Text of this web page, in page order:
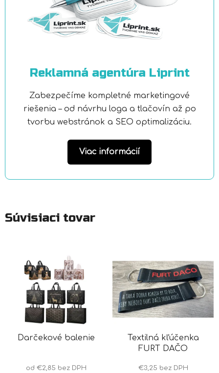
Reklamná agentúra Liprint
Zabezpečíme kompletné marketingové
riešenia – od návrhu loga a tlačovín až po
tvorbu webstránok a SEO optimalizáciu.
Viac informácií
Súvisiaci tovar
Darčekové balenie
od €2,85 bez DPH
Textilná kľúčenka
FURT DAČO
€3,25 bez DPH